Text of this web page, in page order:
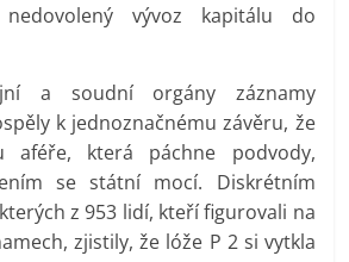
vývoz kapitálu do
a soudní orgány záznamy
k jednoznačnému závěru, že
aféře, která páchne podvody,
se státní mocí. Diskrétním
z 953 lidí, kteří figurovali na
zjistily, že lóže P 2 si vytkla